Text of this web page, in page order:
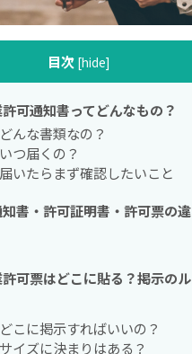
目次 [hide]
可通知書ってどんなもの？
どんな書類なの？
つ届くの？
届いたらまず確認したいこと
書・許可証明書・許可票の違
可票はどこに貼る？掲示のル
どこに掲示すればいいの？
イズに決まりはある？